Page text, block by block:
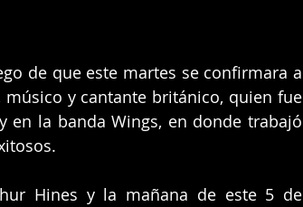
de que este martes se confirmara a
músico y cantante británico, quien fue
en la banda Wings, en donde trabajó
Hines y la mañana de este 5 de